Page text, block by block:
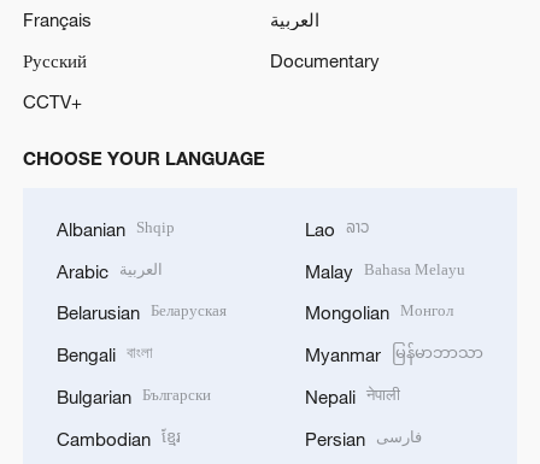
Français
العربية
Русский
Documentary
CCTV+
CHOOSE YOUR LANGUAGE
Albanian Shqip
Arabic العربية
Belarusian Беларуская
Bengali বাংলা
Bulgarian Български
Cambodian ខ្មែរ
Lao ລາວ
Malay Bahasa Melayu
Mongolian Монгол
Myanmar မြန်မာဘာသာ
Nepali नेपाली
Persian فارسی